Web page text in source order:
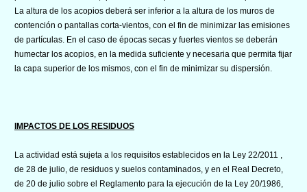
La altura de los acopios deberá ser inferior a la altura de los muros de
contención o pantallas corta-vientos, con el fin de minimizar las emisiones
de partículas. En el caso de épocas secas y fuertes vientos se deberán
humectar los acopios, en la medida suficiente y necesaria que permita fijar
la capa superior de los mismos, con el fin de minimizar su dispersión.
IMPACTOS DE LOS RESIDUOS
La actividad está sujeta a los requisitos establecidos en la Ley 22/2011 ,
de 28 de julio, de residuos y suelos contaminados, y en el Real Decreto,
de 20 de julio sobre el Reglamento para la ejecución de la Ley 20/1986,